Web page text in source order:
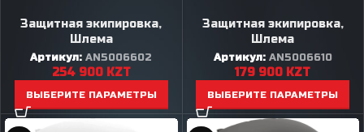
Защитная экипировка,
Шлема
Артикул:AN5006602
254 900 KZT
ВЫБЕРИТЕ ПАРАМЕТРЫ
Защитная экипировка,
Шлема
Артикул: AN5006610
179 900 KZT
ВЫБЕРИТЕ ПАРАМЕТРЫ